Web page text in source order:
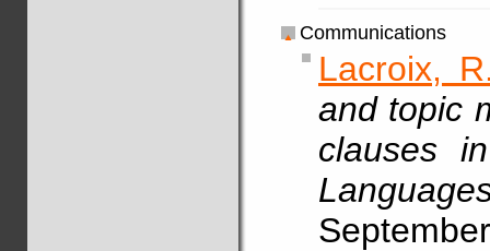
Communications
Lacroix,
and topic
clauses